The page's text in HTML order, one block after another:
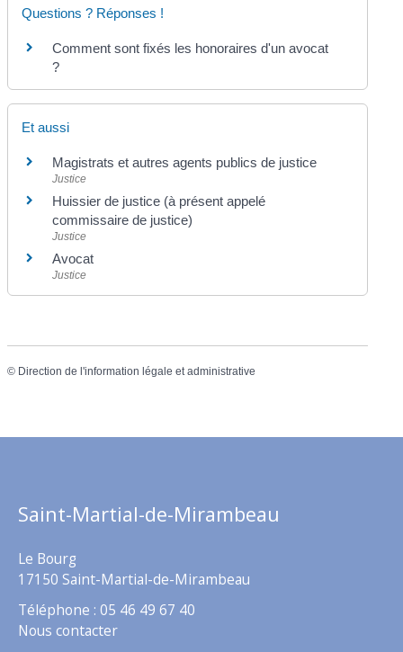
Questions ? Réponses !
Comment sont fixés les honoraires d'un avocat
?
Et aussi
Magistrats et autres agents publics de justice
Justice
Huissier de justice (à présent appelé
commissaire de justice)
Justice
Avocat
Justice
© Direction de l'information légale et administrative
Saint-Martial-de-Mirambeau
Le Bourg
17150 Saint-Martial-de-Mirambeau
Téléphone : 05 46 49 67 40
Nous contacter